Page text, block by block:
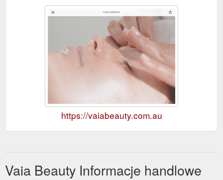
https://vaiabeauty.com.au
Vaia Beauty Informacje handlowe